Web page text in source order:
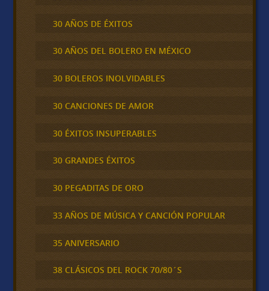
30 AÑOS DE ÉXITOS
30 AÑOS DEL BOLERO EN MÉXICO
30 BOLEROS INOLVIDABLES
30 CANCIONES DE AMOR
30 ÉXITOS INSUPERABLES
30 GRANDES ÉXITOS
30 PEGADITAS DE ORO
33 AÑOS DE MÚSICA Y CANCIÓN POPULAR
35 ANIVERSARIO
38 CLÁSICOS DEL ROCK 70/80´S